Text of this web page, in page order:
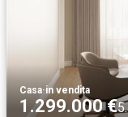
Casa·in vendita
1.299.000 €